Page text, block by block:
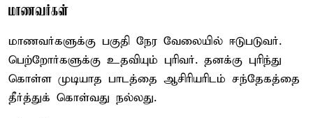
மாணவர்கள்
மாணவர்களுக்கு பகுதி நேர வேலையில் ஈடுபடுவர்.
பெற்றோர்களுக்கு உதவியும் புரிவர். தனக்கு புரிந்து
கொள்ள முடியாத பாடத்தை ஆசிரியரிடம் சந்தேகத்தை
தீர்த்துக் கொள்வது நல்லது.